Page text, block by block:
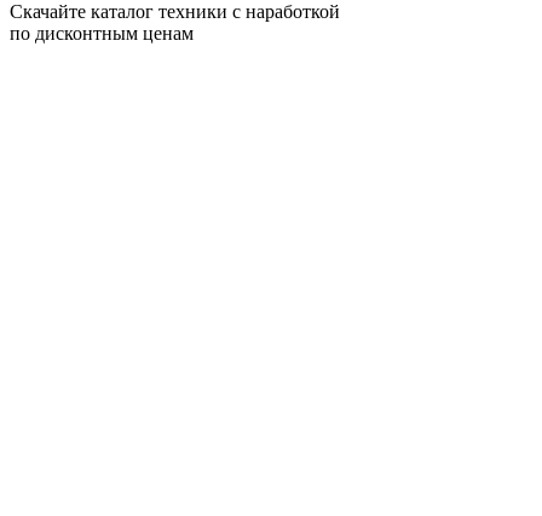
Скачайте каталог техники с наработкой
по дисконтным ценам